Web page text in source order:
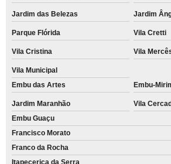
Jardim das Belezas Jardim
Parque Flórida Vila Cretti
Vila Cristina Vila
Vila Municipal
Embu das Artes
Embu-
Jardim Maranhão
Vila
Embu Guaçu
Francisco Morato
Franco da Rocha
Itapecerica da Serra